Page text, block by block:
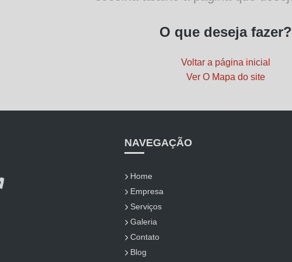
O que deseja fazer?
Voltar a página inicial
Ver O Mapa do site
NAVEGAÇÃO
Home
Empresa
Serviços
Galeria
Contato
Blog